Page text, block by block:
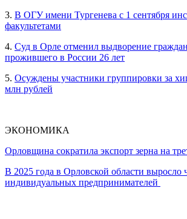
3. В ОГУ имени Тургенева с 1 сентября
факультетами
4. Суд в Орле отменил выдворение
прожившего в России 26 лет
5. Осуждены участники группировки за
млн рублей
ЭКОНОМИКА
Орловщина сократила экспорт зерна на
В 2025 года в Орловской области выросло
индивидуальных предпринимателей